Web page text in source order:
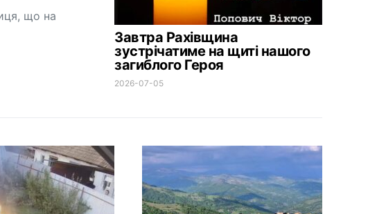
що на
Завтра Рахівщина
зустрічатиме на щиті нашого
загиблого Героя
2026-07-05